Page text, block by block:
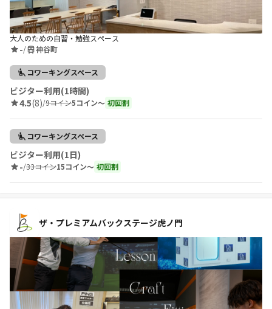
大人のための自習・勉強スペース
-/ 神谷町
コワーキングスペース
ビジター利用(1時間)
4.5(8)/9コイン5コイン〜 初回割
コワーキングスペース
ビジター利用(1日)
-/33コイン15コイン〜 初回割
ザ・プレミアムバックステージ虎ノ門